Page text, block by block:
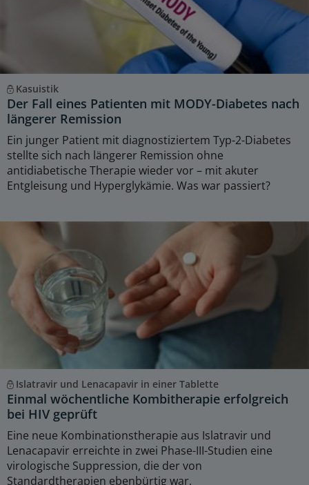
Kasuistik
Der Fall eines Patienten mit MODY-Diabetes nach
längerer Remission
Ein junger Patient mit diagnostiziertem Typ-2-Diabetes
stellte sich nach längerer Remission ohne
antidiabetische Therapie wieder vor – mit akuter
Entgleisung und Hyperglykämie. Was war passiert?
Islatravir und Lenacapavir in einer Tablette
Einmal wöchentliche Kombitherapie erfolgreich
bei HIV geprüft
Eine neue Kombinationstherapie aus Islatravir und
Lenacapavir erreichte in zwei Phase-III-Studien eine
virologische Suppression, die der von
Standardtherapien ebenbürtig war.